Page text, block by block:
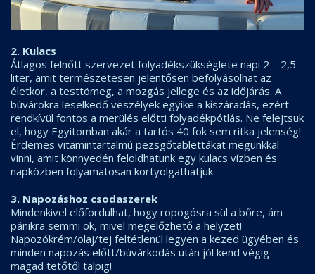
2. Kulacs
Átlagos felnőtt szervezet folyadékszükséglete napi 2 – 2,5
liter, amit természetesen jelentősen befolyásolhat az
életkor, a testtömeg, a mozgás jellege és az időjárás. A
búvárokra leselkedő veszélyek egyike a kiszáradás, ezért
rendkívül fontos a merülés előtti folyadékpótlás. Ne felejtsük
el, hogy Egyitomban akár a tartós 40 fok sem ritka jelenség!
Érdemes vitamintartalmú pezsgőtablettákat megunkkal
vinni, amit könnyedén feloldhatunk egy kulacs vízben és
napközben folyamatosan kortyolgathatjuk.
3. Napozáshoz csodaszerek
Mindenkivel előfordulhat, hogy ropogósra sül a bőre, ám
pánikra semmi ok, mivel megelőzhető a helyzet!
Napozókrém/olaj/tej feltétlenül legyen a kezed ügyében és
minden napozás előtt/búvárkodás után jól kend végig
magad tetőtől talpig!